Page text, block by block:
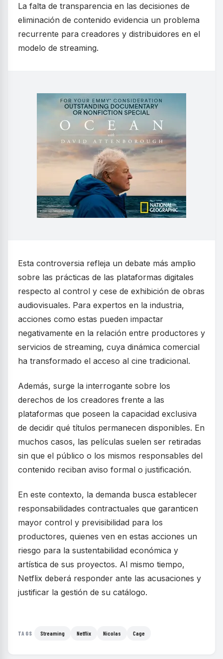
La falta de transparencia en las decisiones de
eliminación de contenido evidencia un problema
recurrente para creadores y distribuidores en el
modelo de streaming.
Esta controversia refleja un debate más amplio
sobre las prácticas de las plataformas digitales
respecto al control y cese de exhibición de obras
audiovisuales. Para expertos en la industria,
acciones como estas pueden impactar
negativamente en la relación entre productores y
servicios de streaming, cuya dinámica comercial
ha transformado el acceso al cine tradicional.
Además, surge la interrogante sobre los
derechos de los creadores frente a las
plataformas que poseen la capacidad exclusiva
de decidir qué títulos permanecen disponibles. En
muchos casos, las películas suelen ser retiradas
sin que el público o los mismos responsables del
contenido reciban aviso formal o justificación.
En este contexto, la demanda busca establecer
responsabilidades contractuales que garanticen
mayor control y previsibilidad para los
productores, quienes ven en estas acciones un
riesgo para la sustentabilidad económica y
artística de sus proyectos. Al mismo tiempo,
Netflix deberá responder ante las acusaciones y
justificar la gestión de su catálogo.
TAGS Streaming Netflix Nicolas Cage